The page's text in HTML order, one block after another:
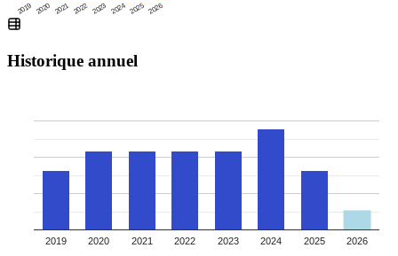
2019 2020 2021 2022 2023 2024 2025 2026
Historique annuel
2019 2020 2021 2022 2023 2024 2025 2026